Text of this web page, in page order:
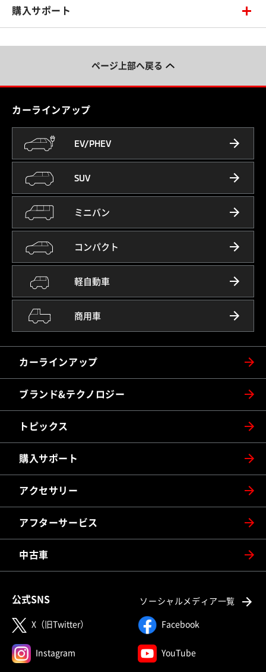
購入サポート
ページ上部へ戻る
カーラインアップ
カーラインアップ
EV/PHEV
SUV
ミニバン
コンパクト
軽自動車
商用車
ブランド&テクノロジー
トピックス
購入サポート
アクセサリー
アフターサービス
中古車
公式SNS ソーシャルメディア一覧
X（旧Twitter） Facebook
Instagram YouTube